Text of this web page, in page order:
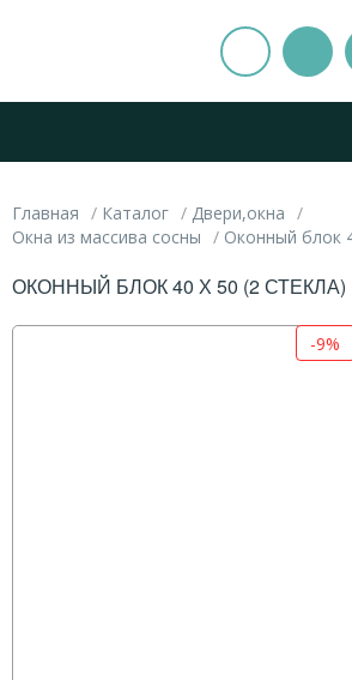
Главная Каталог
Двери,окна
Окна из массива сосны
Оконный блок
ОКОННЫЙ БЛОК 40 Х 50 (2 СТЕКЛА)
-9%